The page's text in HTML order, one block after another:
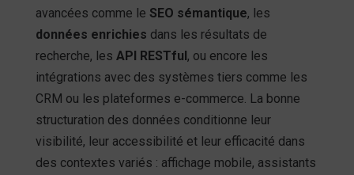
avancées comme le SEO sémantique, les
données enrichies dans les résultats de
recherche, les API RESTful, ou encore les
intégrations avec des systèmes tiers comme les
CRM ou les plateformes e-commerce. La bonne
structuration des données conditionne leur
visibilité, leur accessibilité et leur efficacité dans
des contextes variés : affichage mobile, assistants